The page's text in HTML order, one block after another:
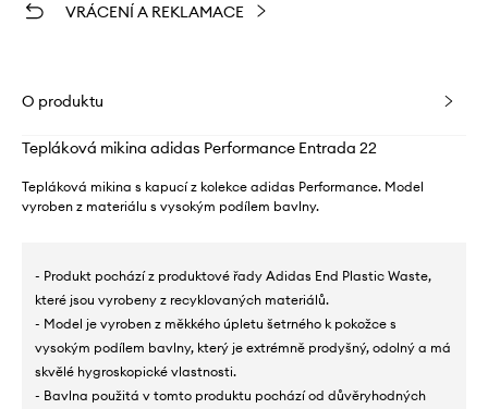
VRÁCENÍ A REKLAMACE
O produktu
Tepláková mikina adidas Performance Entrada 22
Tepláková mikina s kapucí z kolekce adidas Performance. Model
vyroben z materiálu s vysokým podílem bavlny.
- Produkt pochází z produktové řady Adidas End Plastic Waste,
které jsou vyrobeny z recyklovaných materiálů.
- Model je vyroben z měkkého úpletu šetrného k pokožce s
vysokým podílem bavlny, který je extrémně prodyšný, odolný a má
skvělé hygroskopické vlastnosti.
- Bavlna použitá v tomto produktu pochází od důvěryhodných